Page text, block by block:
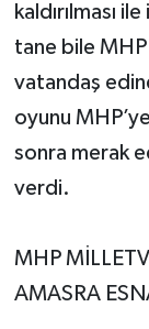
kaldırılması
tane bile MHP
vatandaş
oyunu
sonra merak
verdi.
MHP
AMASRA